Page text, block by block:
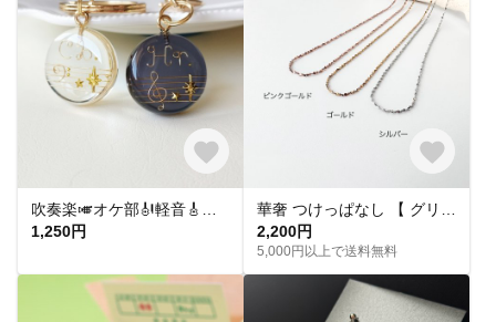
1,250円
2,200円
5,000円以上で送料無料